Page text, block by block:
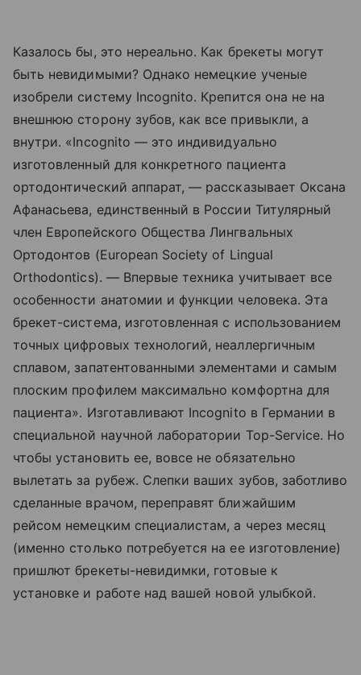
Казалось бы, это нереально. Как брекеты могут
быть невидимыми? Однако немецкие ученые
изобрели систему Incognito. Крепится она не на
внешнюю сторону зубов, как все привыкли, а
внутри. «Incognito — это индивидуально
изготовленный для конкретного пациента
ортодонтический аппарат, — рассказывает Оксана
Афанасьева, единственный в России Титулярный
член Европейского Общества Лингвальных
Ортодонтов (European Society of Lingual
Orthodontics). — Впервые техника учитывает все
особенности анатомии и функции человека. Эта
брекет-система, изготовленная с использованием
точных цифровых технологий, неаллергичным
сплавом, запатентованными элементами и самым
плоским профилем максимально комфортна для
пациента». Изготавливают Incognito в Германии в
специальной научной лаборатории Top-Service. Но
чтобы установить ее, вовсе не обязательно
вылетать за рубеж. Слепки ваших зубов, заботливо
сделанные врачом, переправят ближайшим
рейсом немецким специалистам, а через месяц
(именно столько потребуется на ее изготовление)
пришлют брекеты-невидимки, готовые к
установке и работе над вашей новой улыбкой.